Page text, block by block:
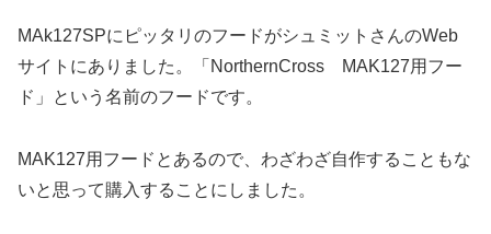
MAk127SPにピッタリのフードがシュミットさんのWeb
サイトにありました。「NorthernCross MAK127用フー
ド」という名前のフードです。
MAK127用フードとあるので、わざわざ自作することもな
いと思って購入することにしました。